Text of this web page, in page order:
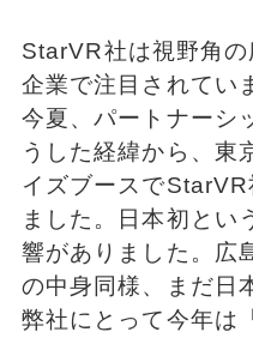
StarVR社は視野角
企業で注目されてい
今夏、パートナーシ
うした経緯から、東
イズブースで
ました。日本初とい
響がありました。広
の中身同様、まだ日
弊社にとって今年は